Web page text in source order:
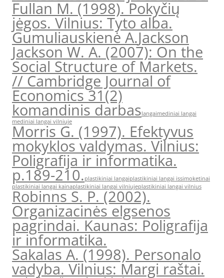
Fullan M. (1998). Pokyčių
jėgos. Vilnius: Tyto alba.
Gumuliauskienė A.Jackson
Jackson W. A. (2007): On the
Social Structure of Markets.
// Cambridge Journal of
Economics 31(2)
komandinis darbaslangaimediniai langai
mediniai langai vilniuje
Morris G. (1997). Efektyvus
mokyklos valdymas. Vilnius:
Poligrafija ir informatika.
p.189-210. plastikiniai langaiplastikiniai langai issimoketinai
plastikiniai langai kainaplastikiniai langai vilniujeplastikiniai langai vilnius
Robinns S. P. (2002).
Organizacinės elgsenos
pagrindai. Kaunas: Poligrafija
ir informatika.
Sakalas A. (1998). Personalo
vadyba. Vilnius: Margi raštai.